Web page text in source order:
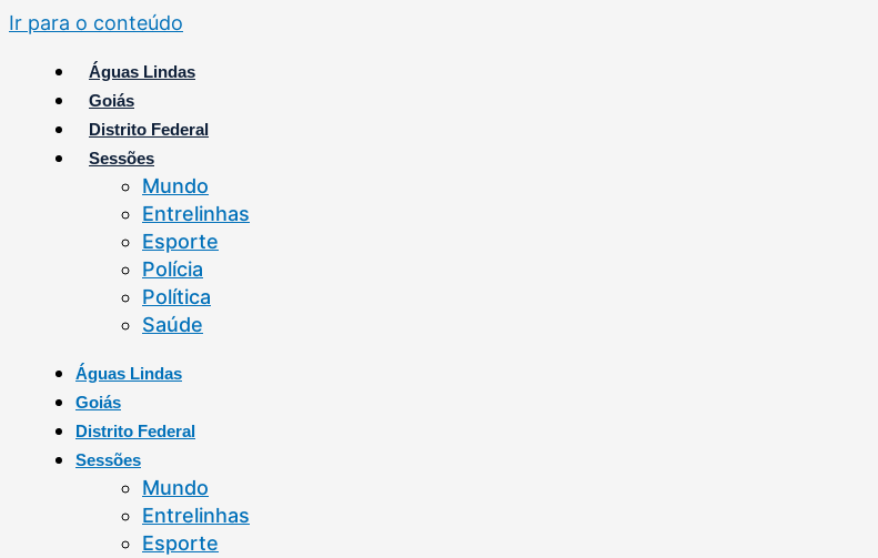
Ir para o conteúdo
Águas Lindas
Goiás
Distrito Federal
Sessões
Mundo
Entrelinhas
Esporte
Polícia
Política
Saúde
Águas Lindas
Goiás
Distrito Federal
Sessões
Mundo
Entrelinhas
Esporte